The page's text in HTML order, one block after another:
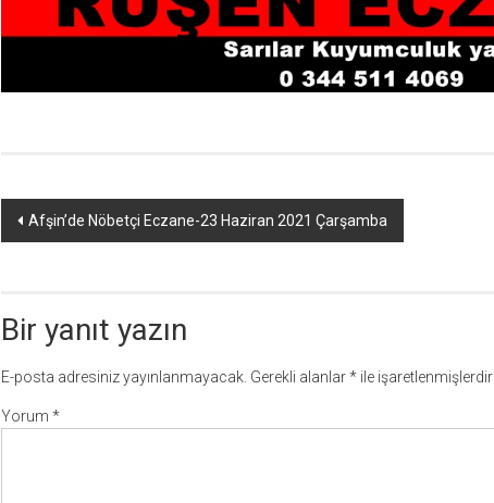
Yazı
Afşin’de Nöbetçi Eczane-23 Haziran 2021 Çarşamba
Bir yanıt yazın
E-posta adresiniz yayınlanmayacak. Gerekli alanlar* ile işaretlenmişlerdir
Yorum *